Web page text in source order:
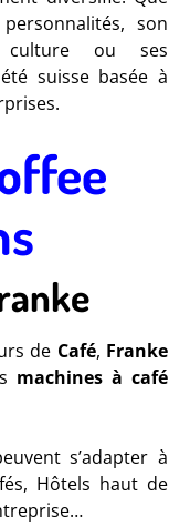
son
culture ou ses
suisse basée à
de Café, Franke
machines à café
s’adapter à
Hôtels haut de